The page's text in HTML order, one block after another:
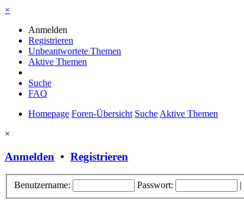
×
Anmelden
Registrieren
Unbeantwortete Themen
Aktive Themen
Suche
FAQ
Homepage Foren-Übersicht Suche Aktive Themen
×
Anmelden • Registrieren
Benutzername: Passwort: |